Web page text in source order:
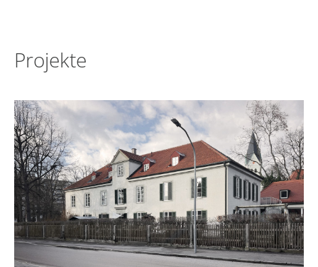
Projekte